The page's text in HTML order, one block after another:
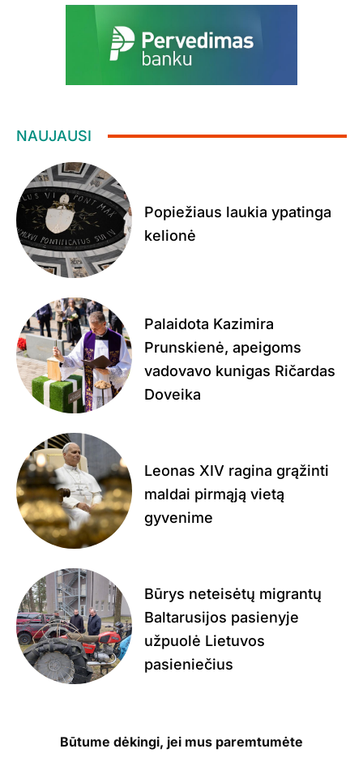
NAUJAUSI
Popiežiaus laukia ypatinga
kelionė
Palaidota Kazimira
Prunskienė, apeigoms
vadovavo kunigas Ričardas
Doveika
Leonas XIV ragina grąžinti
maldai pirmąją vietą
gyvenime
Būrys neteisėtų migrantų
Baltarusijos pasienyje
užpuolė Lietuvos
pasieniečius
Būtume dėkingi, jei mus paremtumėte